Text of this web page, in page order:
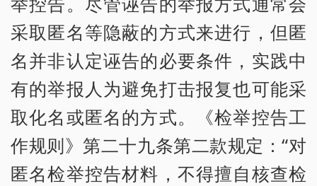
采取匿名等隐蔽的方式来进行，但匿
名并非认定诬告的必要条件，实践中
有的举报人为避免打击报复也可能采
取化名或匿名的方式。《检举控告工
作规则》第二十九条第二款规定：“对
匿名检举控告材料，不得擅自核查检